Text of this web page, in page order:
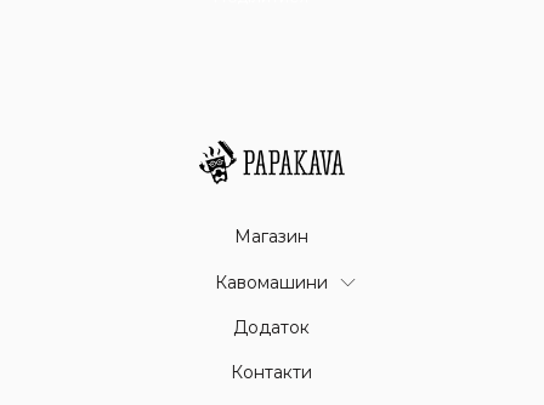
Магазин
Кавомашини
Додаток
Контакти